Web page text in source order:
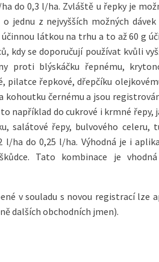
do 0,3 l/ha. Zvláště u řepky je
jednu z nejvyšších možných
látkou na trhu a to až 60 g
kdy se doporučují používat kvůli
proti blýskáčku řepnému,
pilatce řepkové, dřepčíku
černému a jsou
například do cukrové i krmné řepy,
salátové řepy, bulvového celeru,
ha do 0,25 l/ha. Výhodná je i
Tato kombinace je
v souladu s novou registrací lze
dalších obchodních jmen).